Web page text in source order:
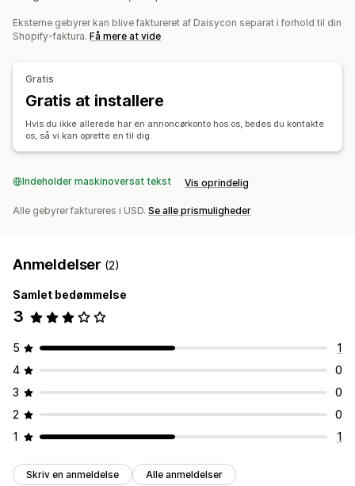
Effektivitetsanalyse
Omkostninger pr. erhvervelse
Administration af henvisninger
Affiliateoplevelse
Tilpassede kontrolpaneler Tilpassede links og rabatter
Tilpasset domæne
Bankoverførsler
Automatiske betalinger Multivaluta
PayPal
Eksterne gebyrer kan blive faktureret af Daisycon separat i forhold til din
Shopify-faktura. Få mere at vide
Gratis
Gratis at installere
Hvis du ikke allerede har en annoncørkonto hos os, bedes du kontakte
os, så vi kan oprette en til dig.
Indeholder maskinoversat tekst Vis oprindelig
Alle gebyrer faktureres i USD. Se alle prismuligheder
Anmeldelser (2)
Samlet bedømmelse
3
5
1
4
0
3
0
2
0
1
1
Skriv en anmeldelse Alle anmeldelser